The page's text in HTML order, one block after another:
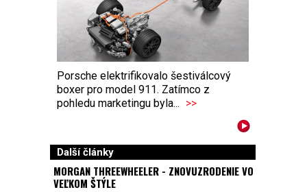
Porsche elektrifikovalo šestiválcový
boxer pro model 911. Zatímco z
pohledu marketingu byla... >>
Další články
MORGAN THREEWHEELER - ZNOVUZRODENIE VO
VEĽKOM ŠTÝLE